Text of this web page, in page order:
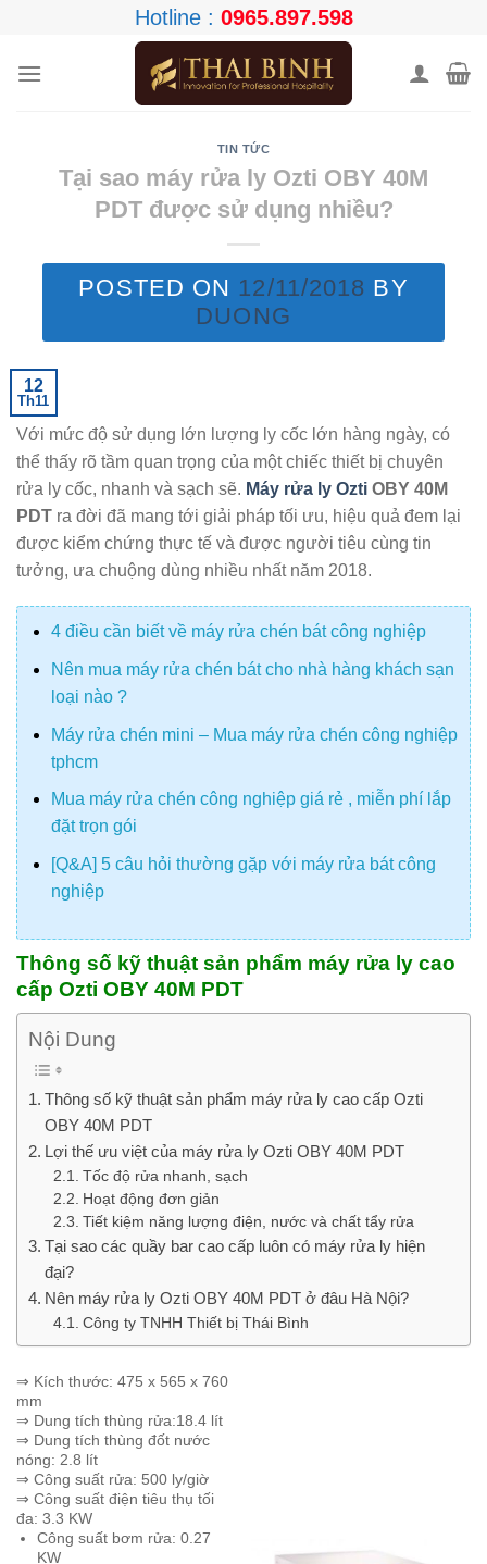
content
Hotline : 0965.897.598
TIN TỨC
Tại sao máy rửa ly Ozti OBY 40M
PDT được sử dụng nhiều?
POSTED ON 12/11/2018 BY
DUONG
12
Th11
Với mức độ sử dụng lớn lượng ly cốc lớn hàng ngày, có
thể thấy rõ tầm quan trọng của một chiếc thiết bị chuyên
rửa ly cốc, nhanh và sạch sẽ. Máy rửa ly Ozti OBY 40M
PDT ra đời đã mang tới giải pháp tối ưu, hiệu quả đem lại
được kiểm chứng thực tế và được người tiêu cùng tin
tưởng, ưa chuộng dùng nhiều nhất năm 2018.
4 điều cần biết về máy rửa chén bát công nghiệp
Nên mua máy rửa chén bát cho nhà hàng khách sạn
loại nào ?
Máy rửa chén mini – Mua máy rửa chén công nghiệp
tphcm
Mua máy rửa chén công nghiệp giá rẻ , miễn phí lắp
đặt trọn gói
[Q&A] 5 câu hỏi thường gặp với máy rửa bát công
nghiệp
Thông số kỹ thuật sản phẩm máy rửa ly cao
cấp Ozti OBY 40M PDT
Nội Dung
Thông số kỹ thuật sản phẩm máy rửa ly cao cấp Ozti
OBY 40M PDT
Lợi thế ưu việt của máy rửa ly Ozti OBY 40M PDT
Tốc độ rửa nhanh, sạch
Hoạt động đơn giản
Tiết kiệm năng lượng điện, nước và chất tẩy rửa
Tại sao các quầy bar cao cấp luôn có máy rửa ly hiện
đại?
Nên máy rửa ly Ozti OBY 40M PDT ở đâu Hà Nội?
Công ty TNHH Thiết bị Thái Bình
⇒ Kích thước: 475 x 565 x 760
mm
⇒ Dung tích thùng rửa:18.4 lít
⇒ Dung tích thùng đốt nước
nóng: 2.8 lít
⇒ Công suất rửa: 500 ly/giờ
⇒ Công suất điện tiêu thụ tối
đa: 3.3 KW
Công suất bơm rửa: 0.27
KW